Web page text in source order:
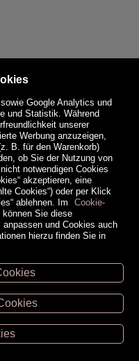
30057
3836
Google Analytics und
und Statistik. Während
unserer
Werbung anzuzeigen,
B. für den Warenkorb)
ob Sie der Nutzung von
notwendigen Cookies
akzeptieren, eine
Cookies“) oder per Klick
ablehnen. Im
Cookie-
können Sie diese
und Cookies auch
hierzu finden Sie in